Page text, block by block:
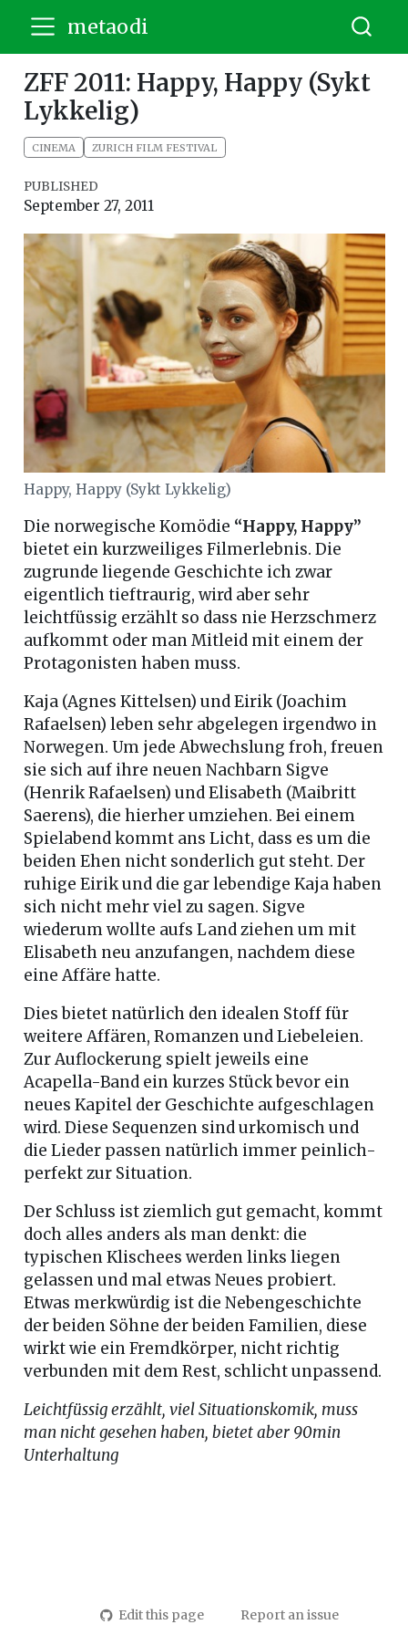
metaodi
ZFF 2011: Happy, Happy (Sykt
Lykkelig)
CINEMA ZURICH FILM FESTIVAL
PUBLISHED
September 27, 2011
Happy, Happy (Sykt Lykkelig)
Die norwegische Komödie “Happy, Happy”
bietet ein kurzweiliges Filmerlebnis. Die
zugrunde liegende Geschichte ich zwar
eigentlich tieftraurig, wird aber sehr
leichtfüssig erzählt so dass nie Herzschmerz
aufkommt oder man Mitleid mit einem der
Protagonisten haben muss.
Kaja (Agnes Kittelsen) und Eirik (Joachim
Rafaelsen) leben sehr abgelegen irgendwo in
Norwegen. Um jede Abwechslung froh, freuen
sie sich auf ihre neuen Nachbarn Sigve
(Henrik Rafaelsen) und Elisabeth (Maibritt
Saerens), die hierher umziehen. Bei einem
Spielabend kommt ans Licht, dass es um die
beiden Ehen nicht sonderlich gut steht. Der
ruhige Eirik und die gar lebendige Kaja haben
sich nicht mehr viel zu sagen. Sigve
wiederum wollte aufs Land ziehen um mit
Elisabeth neu anzufangen, nachdem diese
eine Affäre hatte.
Dies bietet natürlich den idealen Stoff für
weitere Affären, Romanzen und Liebeleien.
Zur Auflockerung spielt jeweils eine
Acapella-Band ein kurzes Stück bevor ein
neues Kapitel der Geschichte aufgeschlagen
wird. Diese Sequenzen sind urkomisch und
die Lieder passen natürlich immer peinlich-
perfekt zur Situation.
Der Schluss ist ziemlich gut gemacht, kommt
doch alles anders als man denkt: die
typischen Klischees werden links liegen
gelassen und mal etwas Neues probiert.
Etwas merkwürdig ist die Nebengeschichte
der beiden Söhne der beiden Familien, diese
wirkt wie ein Fremdkörper, nicht richtig
verbunden mit dem Rest, schlicht unpassend.
Leichtfüssig erzählt, viel Situationskomik, muss
man nicht gesehen haben, bietet aber 90min
Unterhaltung
Edit this page Report an issue